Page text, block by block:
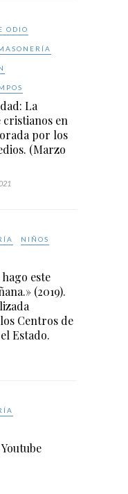
ODIO
La
cristianos en
por los
(Marzo
NIÑOS
este
(2019).
Centros de
Estado.